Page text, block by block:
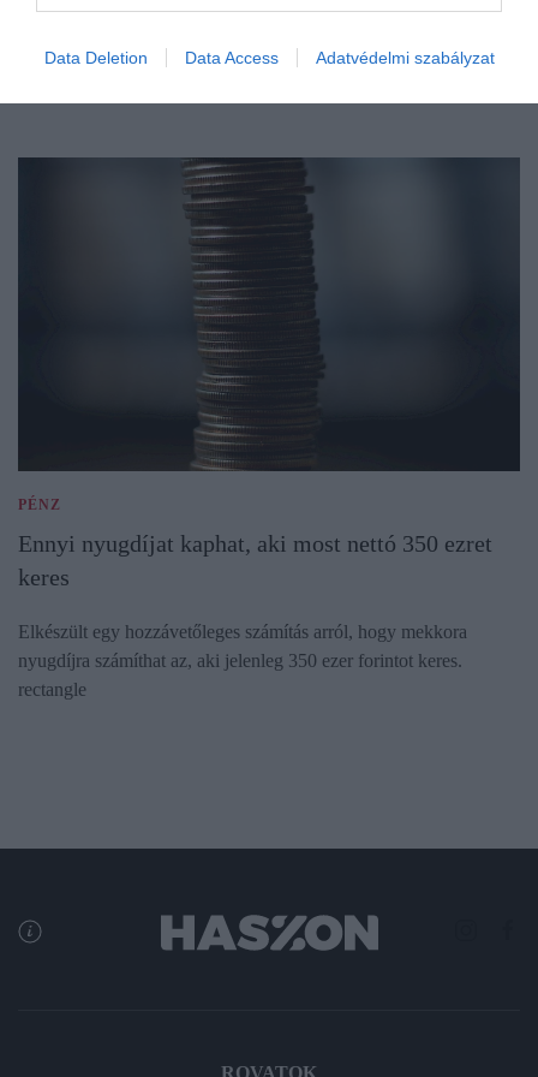
Data Deletion Data Access Adatvédelmi szabályzat
PÉNZ
Ennyi nyugdíjat kaphat, aki most nettó 350 ezret
keres
Elkészült egy hozzávetőleges számítás arról, hogy mekkora
nyugdíjra számíthat az, aki jelenleg 350 ezer forintot keres.
rectangle
ROVATOK